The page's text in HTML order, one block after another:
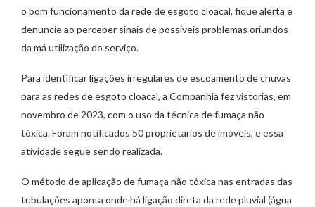
o bom funcionamento da rede de esgoto cloacal, fique alerta e
denuncie ao perceber sinais de possíveis problemas oriundos
da má utilização do serviço.
Para identificar ligações irregulares de escoamento de chuvas
para as redes de esgoto cloacal, a Companhia fez vistorias, em
novembro de 2023, com o uso da técnica de fumaça não
tóxica. Foram notificados 50 proprietários de imóveis, e essa
atividade segue sendo realizada.
O método de aplicação de fumaça não tóxica nas entradas das
tubulações aponta onde há ligação direta da rede pluvial (água